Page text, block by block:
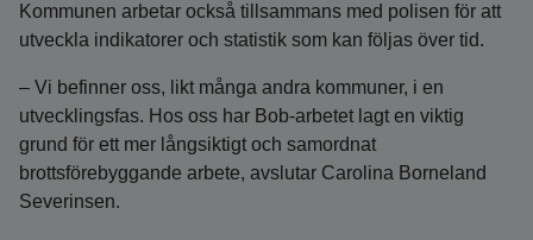
Kommunen arbetar också tillsammans med polisen för att
utveckla indikatorer och statistik som kan följas över tid.
– Vi befinner oss, likt många andra kommuner, i en
utvecklingsfas. Hos oss har Bob-arbetet lagt en viktig
grund för ett mer långsiktigt och samordnat
brottsförebyggande arbete, avslutar Carolina Borneland
Severinsen.